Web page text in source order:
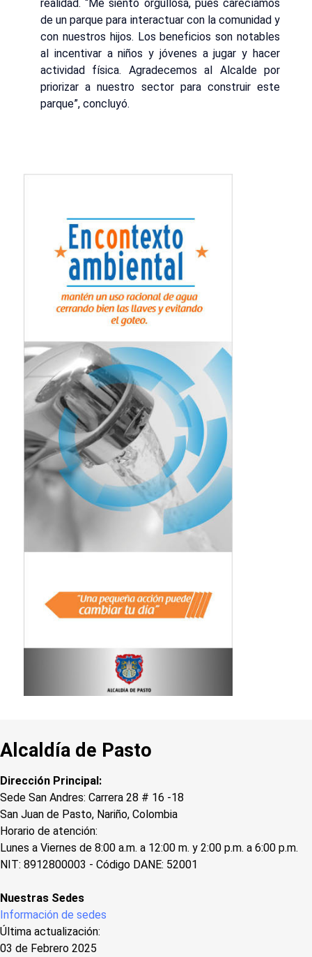
realidad. “Me siento orgullosa, pues carecíamos
de un parque para interactuar con la comunidad y
con nuestros hijos. Los beneficios son notables
al incentivar a niños y jóvenes a jugar y hacer
actividad física. Agradecemos al Alcalde por
priorizar a nuestro sector para construir este
parque”, concluyó.
Alcaldía de Pasto
Dirección Principal:
Sede San Andres: Carrera 28 # 16 -18
San Juan de Pasto, Nariño, Colombia
Horario de atención:
Lunes a Viernes de 8:00 a.m. a 12:00 m. y 2:00 p.m. a 6:00 p.m.
NIT: 8912800003 - Código DANE: 52001
Nuestras Sedes
Información de sedes
Última actualización:
03 de Febrero 2025